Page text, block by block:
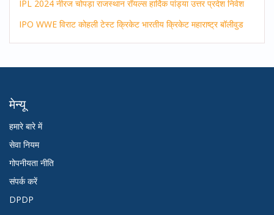
IPL 2024 नीरज चोपड़ा राजस्थान रॉयल्स हार्दिक पांड्या उत्तर प्रदेश निवेश
IPO WWE विराट कोहली टेस्ट क्रिकेट भारतीय क्रिकेट महाराष्ट्र बॉलीवुड
मेन्यू
हमारे बारे में
सेवा नियम
गोपनीयता नीति
संपर्क करें
DPDP